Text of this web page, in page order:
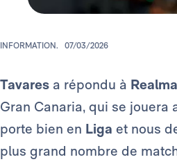
INFORMATION. 07/03/2026
Tavares a répondu à
Gran Canaria, qui se jouera
porte bien en Liga et nous
plus grand nombre de